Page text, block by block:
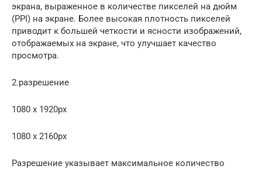
экрана, выраженное в количестве пикселей на дюйм
(PPI) на экране. Более высокая плотность пикселей
приводит к большей четкости и ясности изображений,
отображаемых на экране, что улучшает качество
просмотра.
2.разрешение
1080 x 1920px
1080 x 2160px
Разрешение указывает максимальное количество